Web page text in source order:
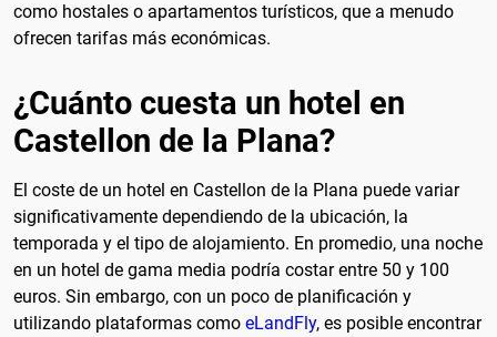
como hostales o apartamentos turísticos, que a menudo
ofrecen tarifas más económicas.
¿Cuánto cuesta un hotel en
Castellon de la Plana?
El coste de un hotel en Castellon de la Plana puede variar
significativamente dependiendo de la ubicación, la
temporada y el tipo de alojamiento. En promedio, una noche
en un hotel de gama media podría costar entre 50 y 100
euros. Sin embargo, con un poco de planificación y
utilizando plataformas como eLandFly, es posible encontrar